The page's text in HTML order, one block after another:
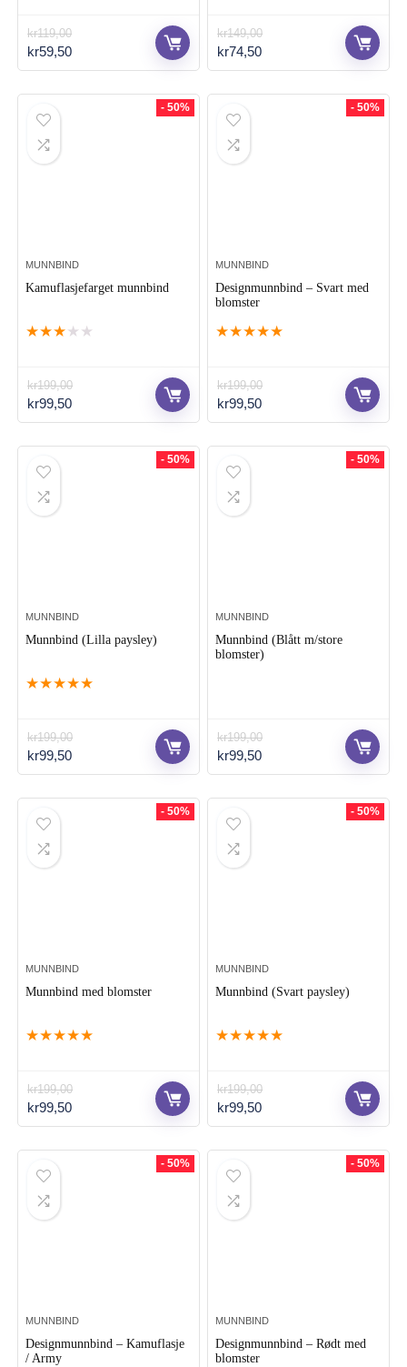
kr119,00
Opprinnelig
pris
kr59,50Nåværende
pris
kr149,00
Opprinnelig
pris
kr74,50Nåværende
pris
- 50%
MUNNBIND
Kamuflasjefarget munnbind
★★★ ★ ★
kr199,00
Opprinnelig
pris
kr99,50Nåværende
pris
- 50%
MUNNBIND
Designmunnbind – Svart med
blomster
★★★★★
kr199,00
Opprinnelig
pris
kr99,50Nåværende
pris
- 50%
MUNNBIND
Munnbind (Lilla paysley)
★★★★★
kr199,00
Opprinnelig
pris
kr99,50Nåværende
pris
- 50%
MUNNBIND
Munnbind (Blått m/store
blomster)
kr199,00
Opprinnelig
pris
kr99,50Nåværende
pris
- 50%
MUNNBIND
Munnbind med blomster
★★★★★
kr199,00
Opprinnelig
pris
kr99,50Nåværende
pris
- 50%
MUNNBIND
Munnbind (Svart paysley)
★★★★★
kr199,00
Opprinnelig
pris
kr99,50Nåværende
pris
- 50%
MUNNBIND
Designmunnbind – Kamuflasje
/ Army
- 50%
MUNNBIND
Designmunnbind – Rødt med
blomster